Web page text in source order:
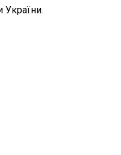
України.